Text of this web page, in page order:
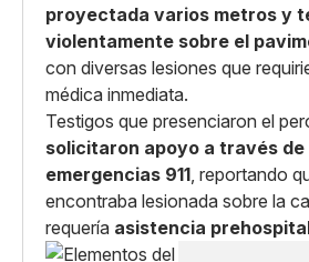
proyectada varios metros y
violentamente sobre el
con diversas lesiones que
médica inmediata.
Testigos que presenciaron el
solicitaron apoyo a través de
emergencias 911, reportando
encontraba lesionada sobre la
requería asistencia